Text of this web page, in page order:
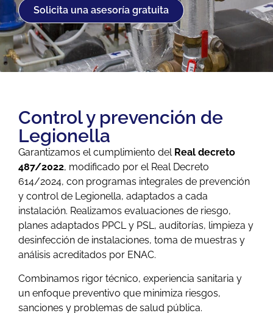
Solicita una asesoría gratuita
Control y prevención de
Legionella
Garantizamos el cumplimiento del Real decreto
487/2022, modificado por el Real Decreto
614/2024, con programas integrales de prevención
y control de Legionella, adaptados a cada
instalación. Realizamos evaluaciones de riesgo,
planes adaptados PPCL y PSL, auditorías, limpieza y
desinfección de instalaciones, toma de muestras y
análisis acreditados por ENAC.
Combinamos rigor técnico, experiencia sanitaria y
un enfoque preventivo que minimiza riesgos,
sanciones y problemas de salud pública.